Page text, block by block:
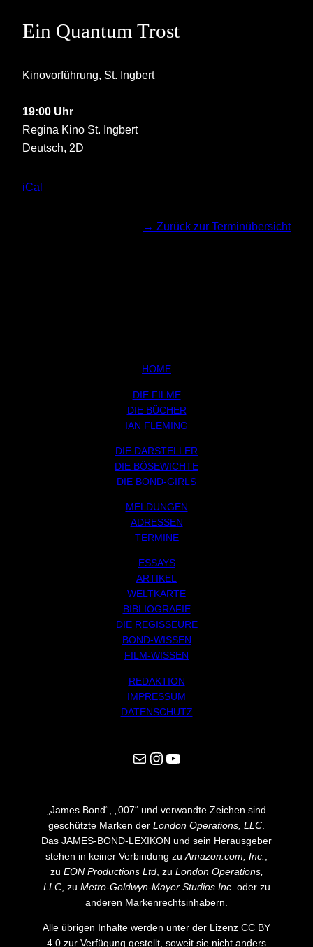
Ein Quantum Trost
Kinovorführung, St. Ingbert
19:00 Uhr
Regina Kino St. Ingbert
Deutsch, 2D
iCal
→ Zurück zur Terminübersicht
HOME
DIE FILME
DIE BÜCHER
IAN FLEMING
DIE DARSTELLER
DIE BÖSEWICHTE
DIE BOND-GIRLS
MELDUNGEN
ADRESSEN
TERMINE
ESSAYS
ARTIKEL
WELTKARTE
BIBLIOGRAFIE
DIE REGISSEURE
BOND-WISSEN
FILM-WISSEN
REDAKTION
IMPRESSUM
DATENSCHUTZ
Mail Instagram YouTube
„James Bond“, „007“ und verwandte Zeichen sind
geschützte Marken der London Operations, LLC
Das JAMES-BOND-LEXIKON und sein Herausgeber
stehen in keiner Verbindung zu Amazon.com, Inc.
zu EON Productions Ltd, zu London Operations,
LLC, zu Metro-Goldwyn-Mayer Studios Inc. oder zu
anderen Markenrechtsinhabern.
Alle übrigen Inhalte werden unter der Lizenz CC BY
4.0 zur Verfügung gestellt, soweit sie nicht anders